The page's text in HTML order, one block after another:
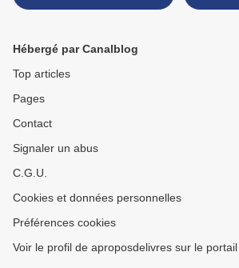
Hébergé par Canalblog
Top articles
Pages
Contact
Signaler un abus
C.G.U.
Cookies et données personnelles
Préférences cookies
Voir le profil de aproposdelivres sur le